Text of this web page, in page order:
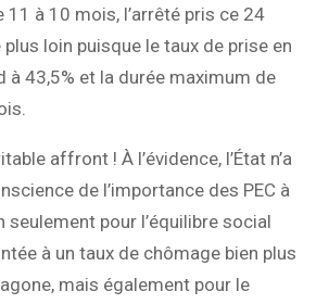
à 10 mois, l’arrêté pris ce 24
loin puisque le taux de prise en
à 43,5% et la durée maximum de
affront ! À l’évidence, l’État n’a
de l’importance des PEC à
seulement pour l’équilibre social
à un taux de chômage bien plus
mais également pour le